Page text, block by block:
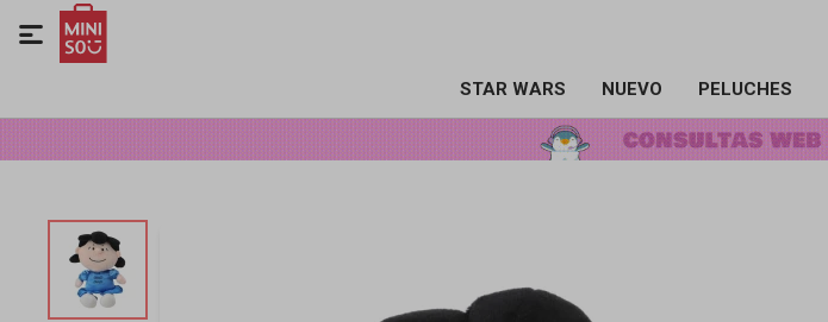
STAR WARS NUEVO PELUCHES
